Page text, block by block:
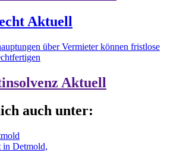
Aktuell
über Vermieter können fristlose
Aktuell
auch unter:
in Detmold,